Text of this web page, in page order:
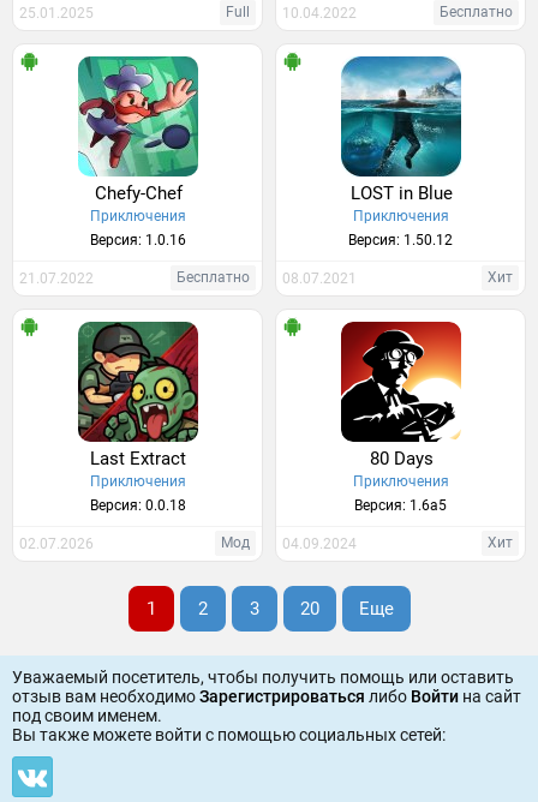
25.01.2025 Full 10.04.2022 Бесплатно
Chefy-Chef
Приключения
Версия: 1.0.16
21.07.2022 Бесплатно
LOST in Blue
Приключения
Версия: 1.50.12
08.07.2021 Хит
Last Extract
Приключения
Версия: 0.0.18
02.07.2026 Мод
80 Days
Приключения
Версия: 1.6a5
04.09.2024 Хит
1 2 3 20 Еще
Уважаемый посетитель, чтобы получить помощь или оставить
отзыв вам необходимоЗарегистрироваться либо Войти на сайт
под своим именем.
Вы также можете войти c помощью социальных сетей: